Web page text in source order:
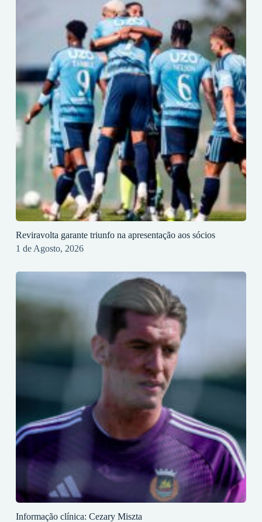
Reviravolta garante triunfo na apresentação aos sócios
1 de Agosto, 2026
Informação clínica: Cezary Miszta